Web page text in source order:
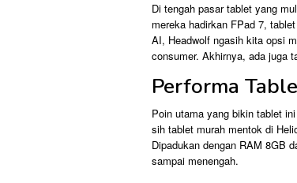
Di tengah pasar tablet yang
mereka hadirkan FPad 7,
AI, Headwolf ngasih kita opsi
consumer. Akhirnya, ada juga
Performa
Poin utama yang bikin tablet
sih tablet murah mentok di
Dipadukan dengan RAM 8GB
sampai menengah.